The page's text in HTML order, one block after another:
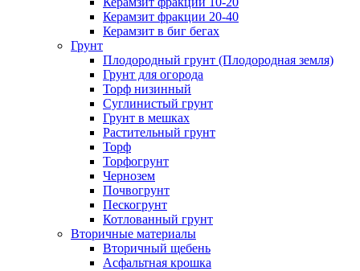
Керамзит фракции 20-40
Керамзит в биг бегах
Грунт
Плодородный грунт (Плодородная земля)
Грунт для огорода
Торф низинный
Суглинистый грунт
Грунт в мешках
Растительный грунт
Торф
Торфогрунт
Чернозем
Почвогрунт
Пескогрунт
Котлованный грунт
Вторичные материалы
Вторичный щебень
Асфальтная крошка